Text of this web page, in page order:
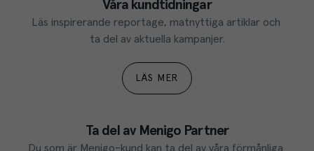
Våra kundtidningar
Läs inspirerande reportage, matnyttiga artiklar och
ta del av aktuella kampanjer.
LÄS MER
Ta del av Menigo Partner
Du som är Menigo-kund kan ta del av våra förmånliga